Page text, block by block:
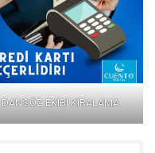
DANSÖZ EKİBİ KİRALAMA